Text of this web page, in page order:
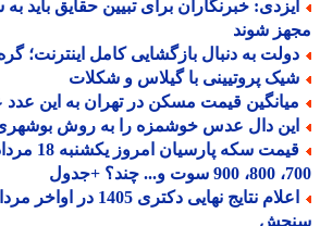
خبرنگاران برای تبیین حقایق باید به
شوند
به دنبال بازگشایی کامل اینترنت؛ گره
پروتیینی با گیلاس و شکلات
قیمت مسکن در تهران به این عدد
دال عدس خوشمزه را به روش بوشهری ها
اعلام نتایج نهایی دکتری 1405